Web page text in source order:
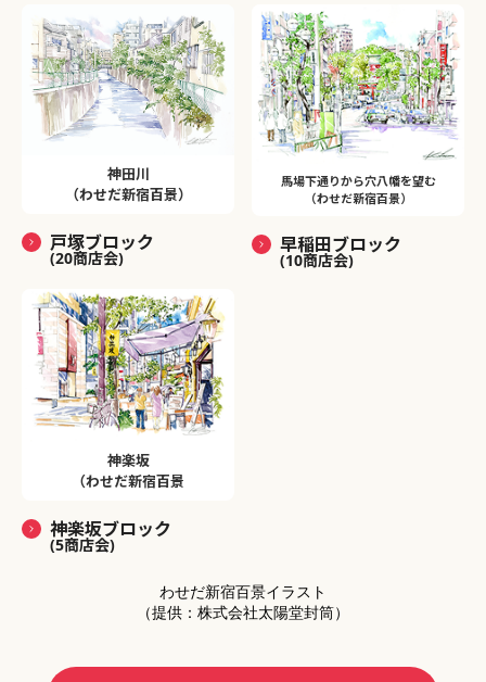
神田川
（わせだ新宿百景）
戸塚ブロック
(20商店会)
馬場下通りから穴八幡を望む
（わせだ新宿百景）
早稲田ブロック
(10商店会)
神楽坂
（わせだ新宿百景
神楽坂ブロック
(5商店会)
わせだ新宿百景イラスト
（提供：株式会社太陽堂封筒）